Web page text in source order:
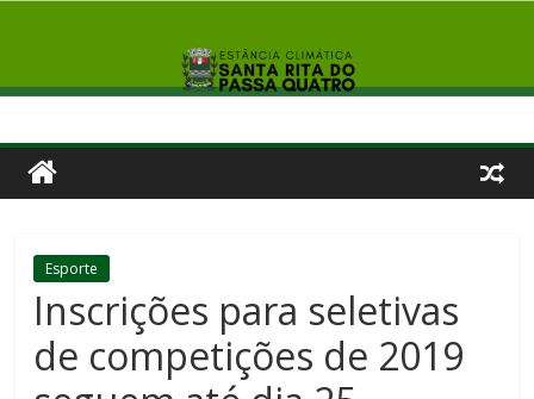
Esporte
Inscrições para seletivas
de competições de 2019